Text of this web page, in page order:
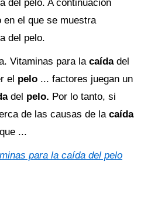
del pelo. A continuación
en el que se muestra
del pelo.
Vitaminas para la caída del
el pelo ... factores juegan un
del pelo. Por lo tanto, si
de las causas de la caída
...
para la caída del pelo